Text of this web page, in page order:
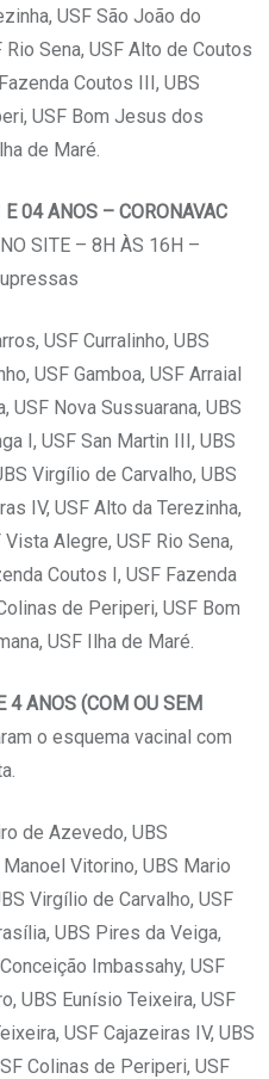
USF São João do
Sena, USF Alto de Coutos
Coutos III, UBS
USF Bom Jesus dos
de Maré.
04 ANOS – CORONAVAC
SITE – 8H ÀS 16H –
USF Curralinho, UBS
USF Gamboa, USF Arraial
USF Nova Sussuarana, UBS
I, USF San Martin III, UBS
Virgílio de Carvalho, UBS
IV, USF Alto da Terezinha,
Alegre, USF Rio Sena,
Coutos I, USF Fazenda
de Periperi, USF Bom
USF Ilha de Maré.
4 ANOS (COM OU SEM
o esquema vacinal com
de Azevedo, UBS
Vitorino, UBS Mario
Virgílio de Carvalho, USF
UBS Pires da Veiga,
Imbassahy, USF
UBS Eunísio Teixeira, USF
USF Cajazeiras IV, UBS
Colinas de Periperi, USF